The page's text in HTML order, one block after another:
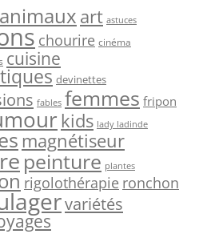
animaux art astuces
chourire cinéma
cuisine
devinettes
fables femmes fripon
kids lady ladinde
magnétiseur
peinture plantes
rigolothérapie ronchon
variétés